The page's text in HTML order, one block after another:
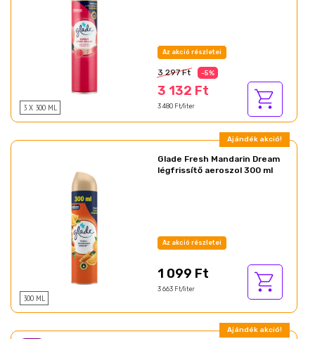
3 X 300 ML
Az akció részletei
3 297 Ft -5%
3 132 Ft
3 480 Ft/liter
Ajándék akció!
300 ML
Glade Fresh Mandarin Dream
légfrissítő aeroszol 300 ml
Az akció részletei
1 099 Ft
3 663 Ft/liter
Ajándék akció!